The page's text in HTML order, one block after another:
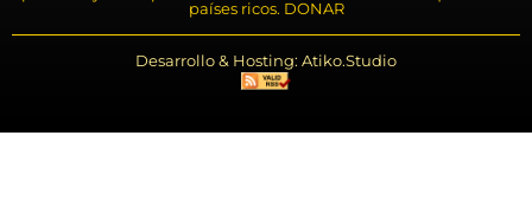
países ricos. DONAR
Desarrollo & Hosting: Atiko.Studio